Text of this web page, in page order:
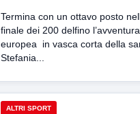
Termina con un ottavo posto
finale dei 200 delfino l’avventura
europea in vasca corta della
Stefania...
ALTRI SPORT